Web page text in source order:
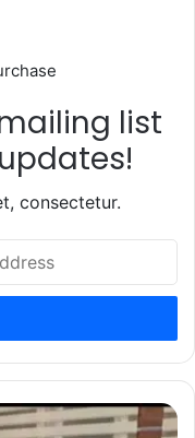
list
consectetur.